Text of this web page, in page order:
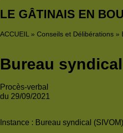
LE GÂTINAIS EN
ACCUEIL» Conseils et Délibérations »
Bureau
Procès-verbal
du 29/09/2021
Instance : Bureau syndical (SIVOM)